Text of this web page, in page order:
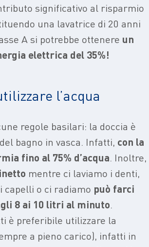
significativo al risparmio
una lavatrice di 20 anni
A si potrebbe ottenere un
elettrica del 35%!
l’acqua
regole basilari: la doccia è
bagno in vasca. Infatti, con la
fino al 75% d’acqua. Inoltre,
mentre ci laviamo i denti,
capelli o ci radiamo può farci
8 ai 10 litri al minuto.
è preferibile utilizzare la
a pieno carico), infatti in